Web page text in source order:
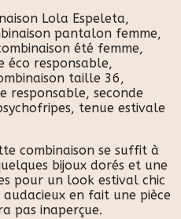
Lola Espeleta,
pantalon femme,
été femme,
éco responsable,
taille 36,
responsable, seconde
tenue estivale
combinaison se suffit à
bijoux dorés et une
pour un look estival chic
en fait une pièce
pas inaperçue.